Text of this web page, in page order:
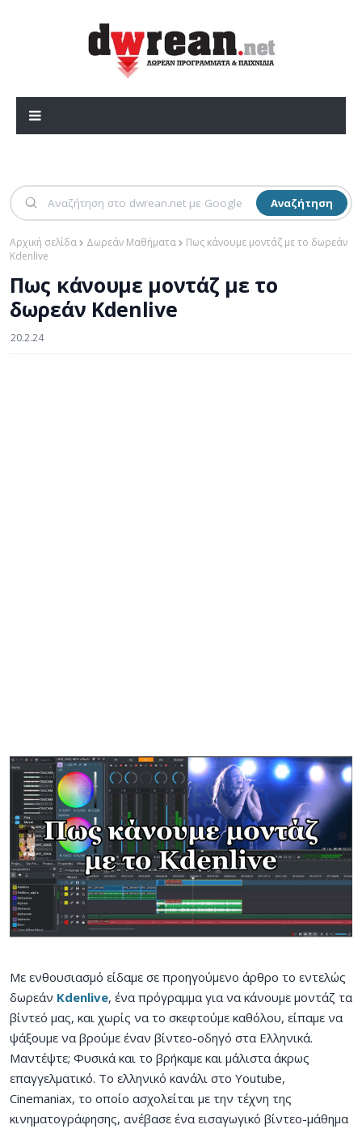
Αναζήτηση
Αρχική σελίδα Δωρεάν Μαθήματα
Πως κάνουμε μοντάζ με το δωρεάν
Kdenlive
Πως κάνουμε μοντάζ με το
δωρεάν Kdenlive
20.2.24
Με ενθουσιασμό είδαμε σε προηγούμενο άρθρο το εντελώς
δωρεάν Kdenlive, ένα πρόγραμμα για να κάνουμε μοντάζ τα
βίντεό μας, και χωρίς να το σκεφτούμε καθόλου, είπαμε να
ψάξουμε να βρούμε έναν βίντεο-οδηγό στα Ελληνικά.
Μαντέψτε; Φυσικά και το βρήκαμε και μάλιστα άκρως
επαγγελματικό. Το ελληνικό κανάλι στο Youtube,
Cinemaniax, το οποίο ασχολείται με την τέχνη της
κινηματογράφησης, ανέβασε ένα εισαγωγικό βίντεο-μάθημα